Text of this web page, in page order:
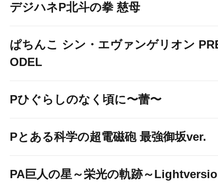
デジハネP北斗の拳 慈母
ぱちんこ シン・エヴァンゲリオン
ODEL
Pひぐらしのなく頃に〜蕾〜
Pとある科学の超電磁砲 最強御坂ver.
PA巨人の星～栄光の軌跡～